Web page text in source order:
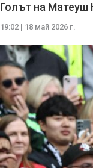
Голът на Матеуш
19:02 | 18 май 2026 г.